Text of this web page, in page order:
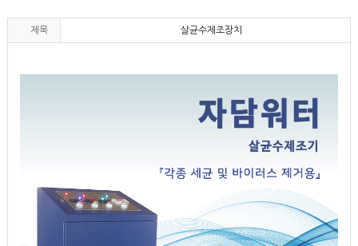
제목 살균수제조장치